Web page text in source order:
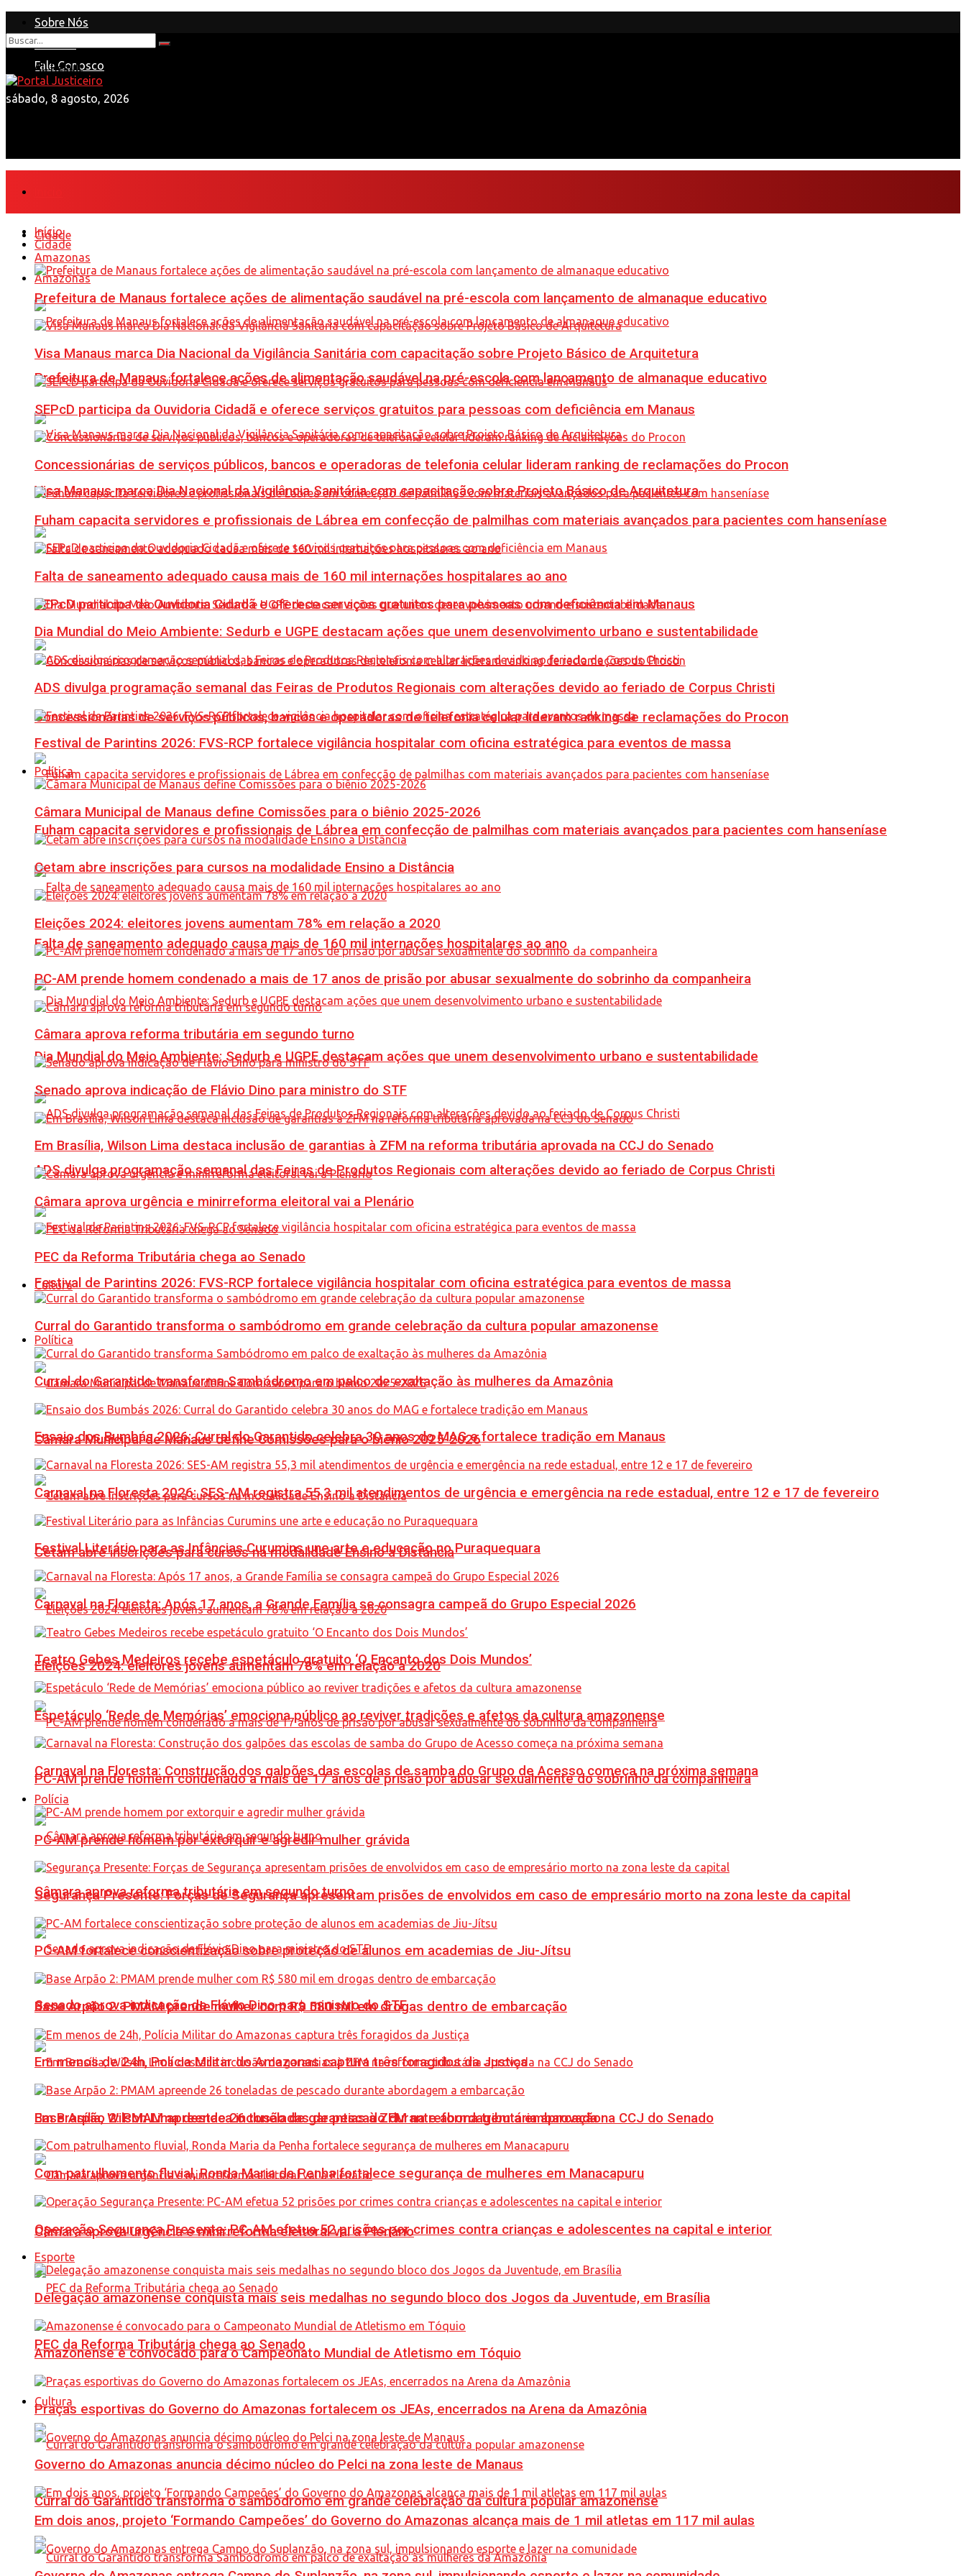
Sobre Nós
Anuncie
Fale Conosco
sábado, 8 agosto, 2026
View All Result
Cidade
Amazonas
Prefeitura de Manaus fortalece ações de alimentação saudável na pré-escola com lançamento de almanaque educativo
Visa Manaus marca Dia Nacional da Vigilância Sanitária com capacitação sobre Projeto Básico de Arquitetura
SEPcD participa da Ouvidoria Cidadã e oferece serviços gratuitos para pessoas com deficiência em Manaus
Concessionárias de serviços públicos, bancos e operadoras de telefonia celular lideram ranking de reclamações do Procon
Fuham capacita servidores e profissionais de Lábrea em confecção de palmilhas com materiais avançados para pacientes com hanseníase
Falta de saneamento adequado causa mais de 160 mil internações hospitalares ao ano
Dia Mundial do Meio Ambiente: Sedurb e UGPE destacam ações que unem desenvolvimento urbano e sustentabilidade
ADS divulga programação semanal das Feiras de Produtos Regionais com alterações devido ao feriado de Corpus Christi
Festival de Parintins 2026: FVS-RCP fortalece vigilância hospitalar com oficina estratégica para eventos de massa
Política
Câmara Municipal de Manaus define Comissões para o biênio 2025-2026
Cetam abre inscrições para cursos na modalidade Ensino a Distância
Eleições 2024: eleitores jovens aumentam 78% em relação a 2020
PC-AM prende homem condenado a mais de 17 anos de prisão por abusar sexualmente do sobrinho da companheira
Câmara aprova reforma tributária em segundo turno
Senado aprova indicação de Flávio Dino para ministro do STF
Em Brasília, Wilson Lima destaca inclusão de garantias à ZFM na reforma tributária aprovada na CCJ do Senado
Câmara aprova urgência e minirreforma eleitoral vai a Plenário
PEC da Reforma Tributária chega ao Senado
Cultura
Curral do Garantido transforma o sambódromo em grande celebração da cultura popular amazonense
Início
Cidade
Amazonas
Prefeitura de Manaus fortalece ações de alimentação saudável na pré-escola com lançamento de almanaque educativo
Visa Manaus marca Dia Nacional da Vigilância Sanitária com capacitação sobre Projeto Básico de Arquitetura
SEPcD participa da Ouvidoria Cidadã e oferece serviços gratuitos para pessoas com deficiência em Manaus
Concessionárias de serviços públicos, bancos e operadoras de telefonia celular lideram ranking de reclamações do Procon
Fuham capacita servidores e profissionais de Lábrea em confecção de palmilhas com materiais avançados para pacientes com hanseníase
Falta de saneamento adequado causa mais de 160 mil internações hospitalares ao ano
Dia Mundial do Meio Ambiente: Sedurb e UGPE destacam ações que unem desenvolvimento urbano e sustentabilidade
ADS divulga programação semanal das Feiras de Produtos Regionais com alterações devido ao feriado de Corpus Christi
Festival de Parintins 2026: FVS-RCP fortalece vigilância hospitalar com oficina estratégica para eventos de massa
Política
Câmara Municipal de Manaus define Comissões para o biênio 2025-2026
Cetam abre inscrições para cursos na modalidade Ensino a Distância
Eleições 2024: eleitores jovens aumentam 78% em relação a 2020
PC-AM prende homem condenado a mais de 17 anos de prisão por abusar sexualmente do sobrinho da companheira
Câmara aprova reforma tributária em segundo turno
Senado aprova indicação de Flávio Dino para ministro do STF
Em Brasília, Wilson Lima destaca inclusão de garantias à ZFM na reforma tributária aprovada na CCJ do Senado
Câmara aprova urgência e minirreforma eleitoral vai a Plenário
PEC da Reforma Tributária chega ao Senado
Cultura
Curral do Garantido transforma o sambódromo em grande celebração da cultura popular amazonense
Curral do Garantido transforma Sambódromo em palco de exaltação às mulheres da Amazônia
Ensaio dos Bumbás 2026: Curral do Garantido celebra 30 anos do MAG e fortalece tradição em Manaus
Carnaval na Floresta 2026: SES-AM registra 55,3 mil atendimentos de urgência e emergência na rede estadual, entre 12 e 17 de fevereiro
Festival Literário para as Infâncias Curumins une arte e educação no Puraquequara
Carnaval na Floresta: Após 17 anos, a Grande Família se consagra campeã do Grupo Especial 2026
Teatro Gebes Medeiros recebe espetáculo gratuito ‘O Encanto dos Dois Mundos’
Espetáculo ‘Rede de Memórias’ emociona público ao reviver tradições e afetos da cultura amazonense
Carnaval na Floresta: Construção dos galpões das escolas de samba do Grupo de Acesso começa na próxima semana
Polícia
PC-AM prende homem por extorquir e agredir mulher grávida
Segurança Presente: Forças de Segurança apresentam prisões de envolvidos em caso de empresário morto na zona leste da capital
PC-AM fortalece conscientização sobre proteção de alunos em academias de Jiu-Jítsu
Base Arpão 2: PMAM prende mulher com R$ 580 mil em drogas dentro de embarcação
Em menos de 24h, Polícia Militar do Amazonas captura três foragidos da Justiça
Base Arpão 2: PMAM apreende 26 toneladas de pescado durante abordagem a embarcação
Com patrulhamento fluvial, Ronda Maria da Penha fortalece segurança de mulheres em Manacapuru
Operação Segurança Presente: PC-AM efetua 52 prisões por crimes contra crianças e adolescentes na capital e interior
Esporte
Delegação amazonense conquista mais seis medalhas no segundo bloco dos Jogos da Juventude, em Brasília
Amazonense é convocado para o Campeonato Mundial de Atletismo em Tóquio
Praças esportivas do Governo do Amazonas fortalecem os JEAs, encerrados na Arena da Amazônia
Governo do Amazonas anuncia décimo núcleo do Pelci na zona leste de Manaus
Em dois anos, projeto ‘Formando Campeões’ do Governo do Amazonas alcança mais de 1 mil atletas em 117 mil aulas